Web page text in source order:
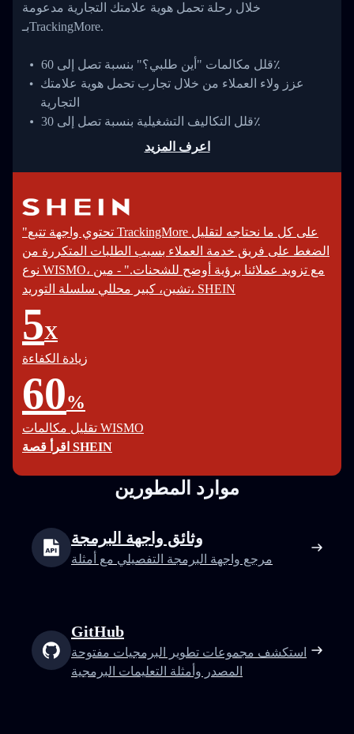
خلال رحلة تحمل هوية علامتك التجارية مدعومة
بـTrackingMore.
قلل مكالمات "أين طلبي؟" بنسبة تصل إلى 60٪
عزز ولاء العملاء من خلال تجارب تحمل هوية علامتك
التجارية
قلل التكاليف التشغيلية بنسبة تصل إلى 30٪
اعرف المزيد
"تحتوي واجهة تتبع TrackingMore على كل ما نحتاجه لتقليل
الضغط على فريق خدمة العملاء بسبب الطلبات المتكررة من
نوع WISMO، مع تزويد عملائنا برؤية أوضح للشحنات." - مين
تشين، كبير محللي سلسلة التوريد، SHEIN
5X
زيادة الكفاءة
60%
تقليل مكالمات WISMO
اقرأ قصة SHEIN
موارد المطورين
وثائق واجهة البرمجة
مرجع واجهة البرمجة التفصيلي مع أمثلة
GitHub
استكشف مجموعات تطوير البرمجيات مفتوحة
المصدر وأمثلة التعليمات البرمجية